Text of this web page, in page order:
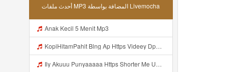
أحدث ملفات MP3 المضافة بواسطة Livemocha
Anak Kecil 5 Menit Mp3
KopiHitamPahit Blng Ap Https Videey Dpoyn Cfd ᅠ ᅠ ᅠ ᅠ ᅠ ᅠ ᅠ ᅠ ᅠ ᅠ ᅠ ᅠ ᅠ ᅠ ᅠ ᅠ ᅠ ᅠ ᅠ ᅠ ᅠ ᅠ ᅠ ᅠ ᅠ ᅠ ᅠ ᅠ ᅠ ᅠ ᅠ ᅠ ᅠ ᅠ ᅠ ᅠ ᅠ ᅠ ᅠ ᅠ ᅠ ᅠ ᅠ ᅠ ᅠ ᅠ ᅠ ᅠ ᅠ ᅠ ᅠ ᅠ ᅠ ᅠ ᅠ KopiHitamPahit Blng Ap Https Videey Dpoyn Cfd ᅠ ᅠ ᅠ ᅠ ᅠ ᅠ ᅠ ᅠ ᅠ ᅠ ᅠ ᅠ ᅠ ᅠ ᅠ ᅠ ᅠ ᅠ ᅠ ᅠ ᅠ ᅠ ᅠ ᅠ ᅠ ᅠ ᅠ Mp3
Ily Akuuu Punyaaaaa Https Shorter Me UmYNh Mp3